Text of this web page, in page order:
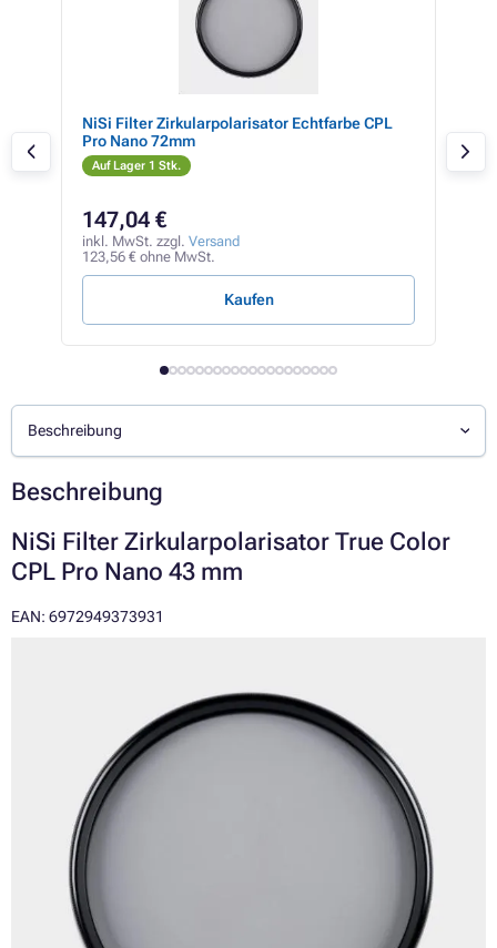
NiSi Filter Zirkularpolarisator Echtfarbe CPL
Pro Nano 72mm
Auf Lager 1 Stk.
147,04 €
inkl. MwSt. zzgl. Versand
123,56 € ohne MwSt.
Kaufen
Beschreibung
Beschreibung
NiSi Filter Zirkularpolarisator True Color
CPL Pro Nano 43 mm
EAN: 6972949373931